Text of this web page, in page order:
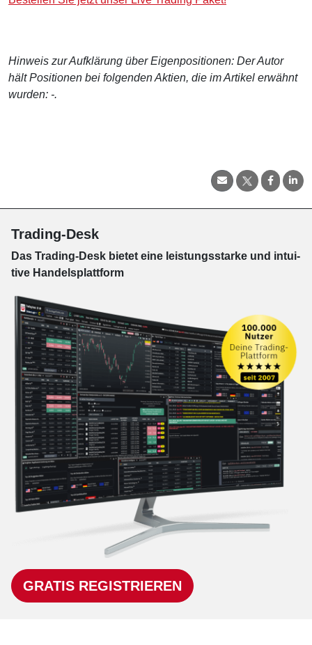
Hinweis zur Aufklärung über Eigenpositionen: Der Autor
hält Positionen bei folgenden Aktien, die im Artikel erwähnt
wurden: -.
Trading-Desk
Das Trading-Desk bie­tet eine leis­tungs­star­ke und in­tui­
tive Han­dels­platt­form
GRATIS REGISTRIEREN